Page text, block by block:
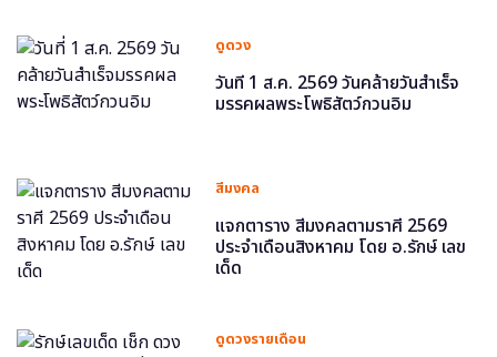
ดูดวง
วันที่ 1 ส.ค. 2569 วันคล้ายวันสำเร็จ
มรรคผลพระโพธิสัตว์กวนอิม
สีมงคล
แจกตาราง สีมงคลตามราศี 2569
ประจำเดือนสิงหาคม โดย อ.รักษ์ เลข
เด็ด
ดูดวงรายเดือน